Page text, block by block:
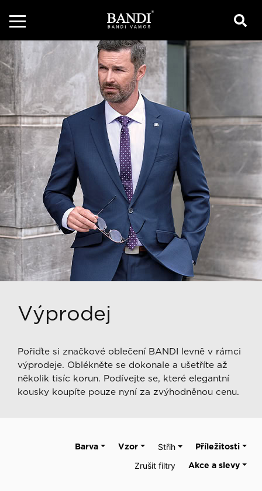
Výprodej
Pořiďte si značkové oblečení BANDI levně v rámci
výprodeje. Oblékněte se dokonale a ušetříte až
několik tisíc korun. Podívejte se, které elegantní
kousky koupíte pouze nyní za zvýhodněnou cenu.
Příležitosti
Střih
Vzor
Barva
Akce a slevy
Zrušit filtry